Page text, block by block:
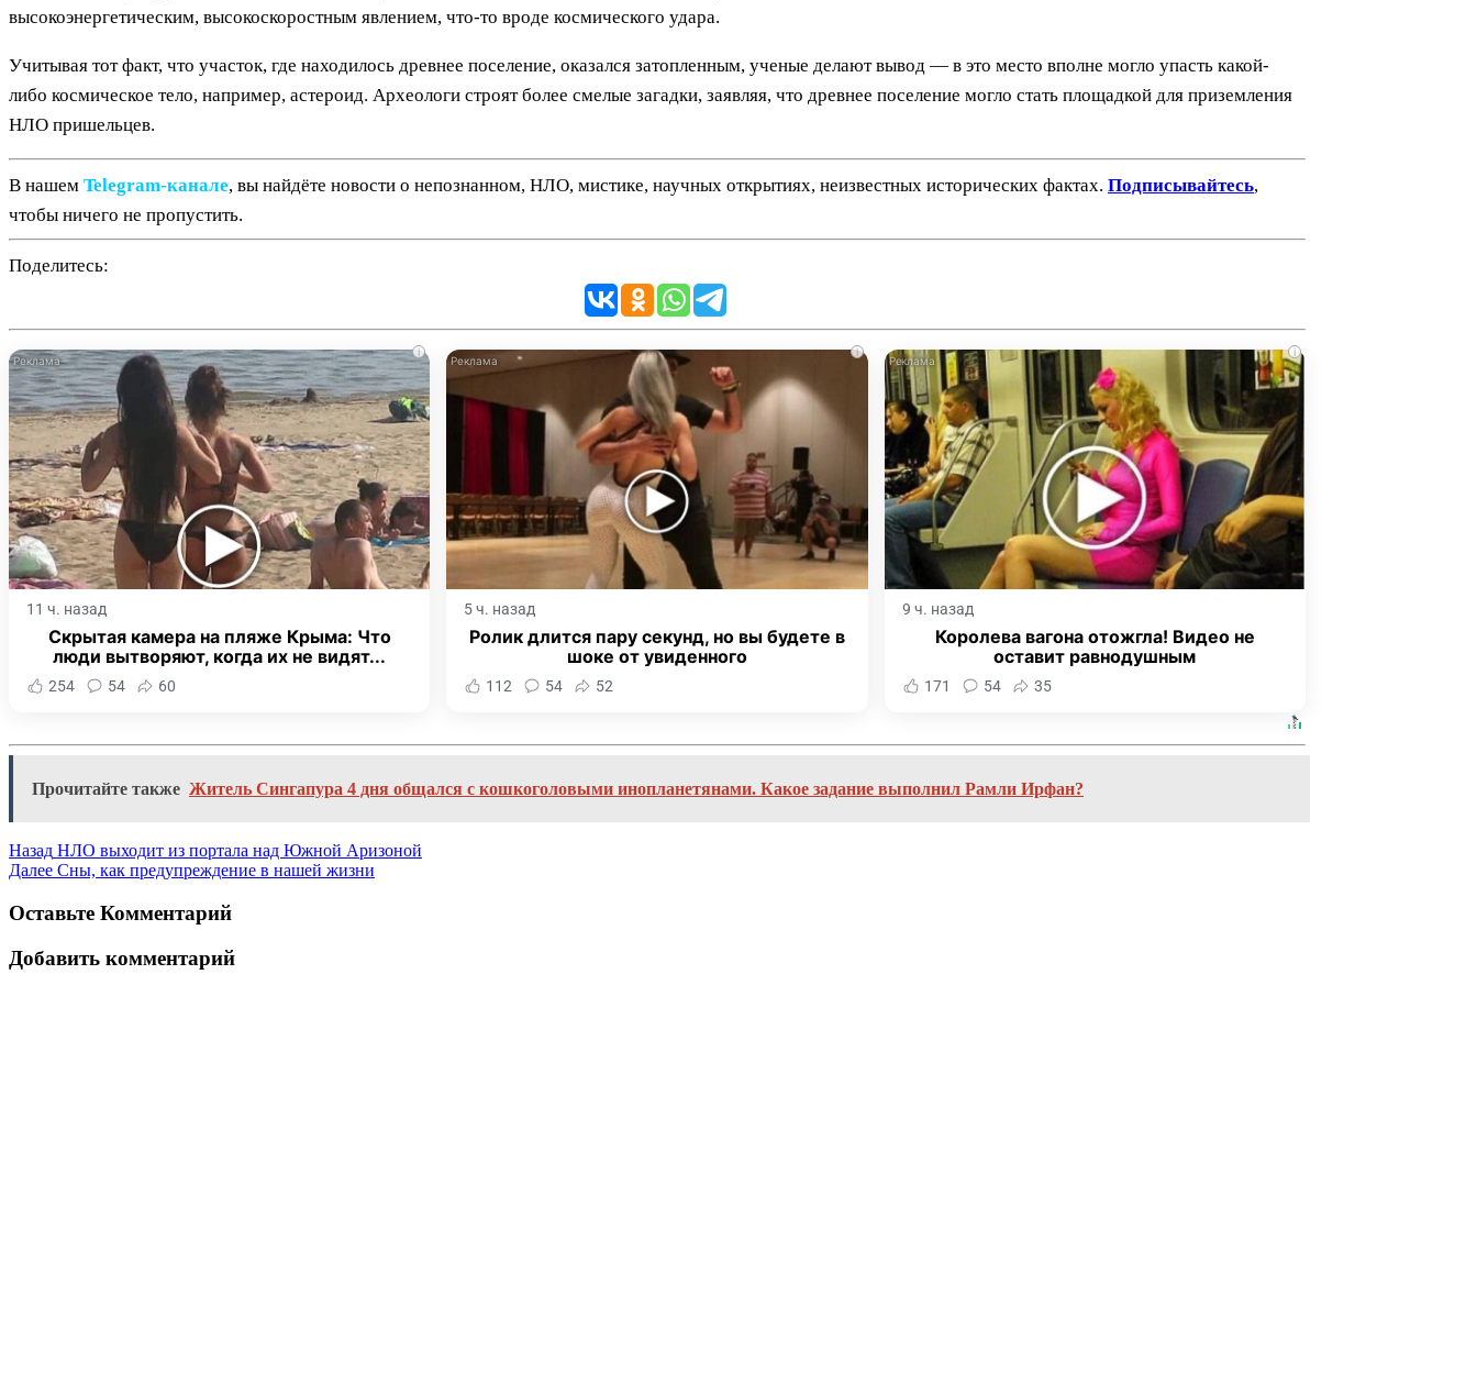
высокоэнергетическим, высокоскоростным явлением, что-то вроде космического удара.
Учитывая тот факт, что участок, где находилось древнее поселение, оказался затопленным, ученые делают вывод — в это место вполне могло упасть какой-
либо космическое тело, например, астероид. Археологи строят более смелые загадки, заявляя, что древнее поселение могло стать площадкой для приземления
НЛО пришельцев.
В нашем Telegram‑канале, вы найдёте новости о непознанном, НЛО, мистике, научных открытиях, неизвестных исторических фактах. Подписывайтесь,
чтобы ничего не пропустить.
Поделитесь:
i
11 ч. назад
Скрытая камера на пляже Крыма: Что
люди вытворяют, когда их не видят...
254 54 60
i
5 ч. назад
Ролик длится пару секунд, но вы будете в
шоке от увиденного
112 54 52
i
9 ч. назад
Королева вагона отожгла! Видео не
оставит равнодушным
171 54 35
Прочитайте также Житель Сингапура 4 дня общался с кошкоголовыми инопланетянами. Какое задание выполнил Рамли Ирфан?
Назад НЛО выходит из портала над Южной Аризоной
Далее Сны, как предупреждение в нашей жизни
Оставьте Комментарий
Добавить комментарий